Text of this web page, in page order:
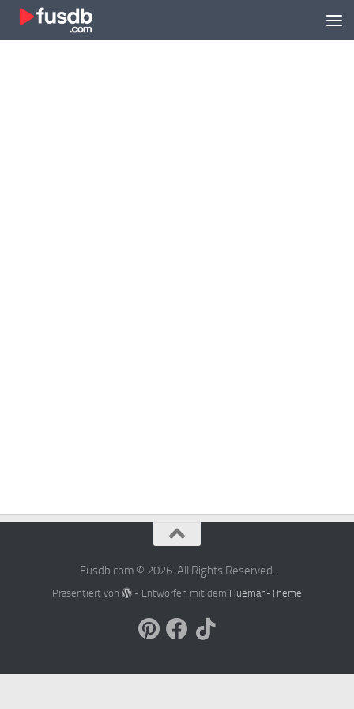
Zum Inhalt springen
Fusdb.com © 2026. All Rights Reserved.
Präsentiert von - Entworfen mit dem Hueman-Theme